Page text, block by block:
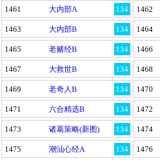
134
1461 大内部A 1462
134
1463 大内部B 1464
134
1465 老赌经B 1466
134
1467 大救世B 1468
134
1469 老奇人B 1470
134
1471 六合精选B 1472
134
1473 诸葛策略(新图) 1474
134
1475 潮汕心经A 1476